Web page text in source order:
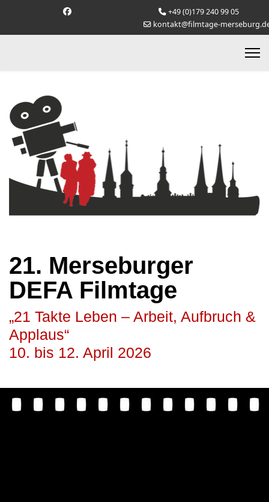
+49 (0)179 240 99 05
kontakt@filmtage-
21. Merseburger
DEFA Filmtage
„21 Takte Leben – Arbeit, Aufbruch &
Applaus“
10. bis 12. April 2026